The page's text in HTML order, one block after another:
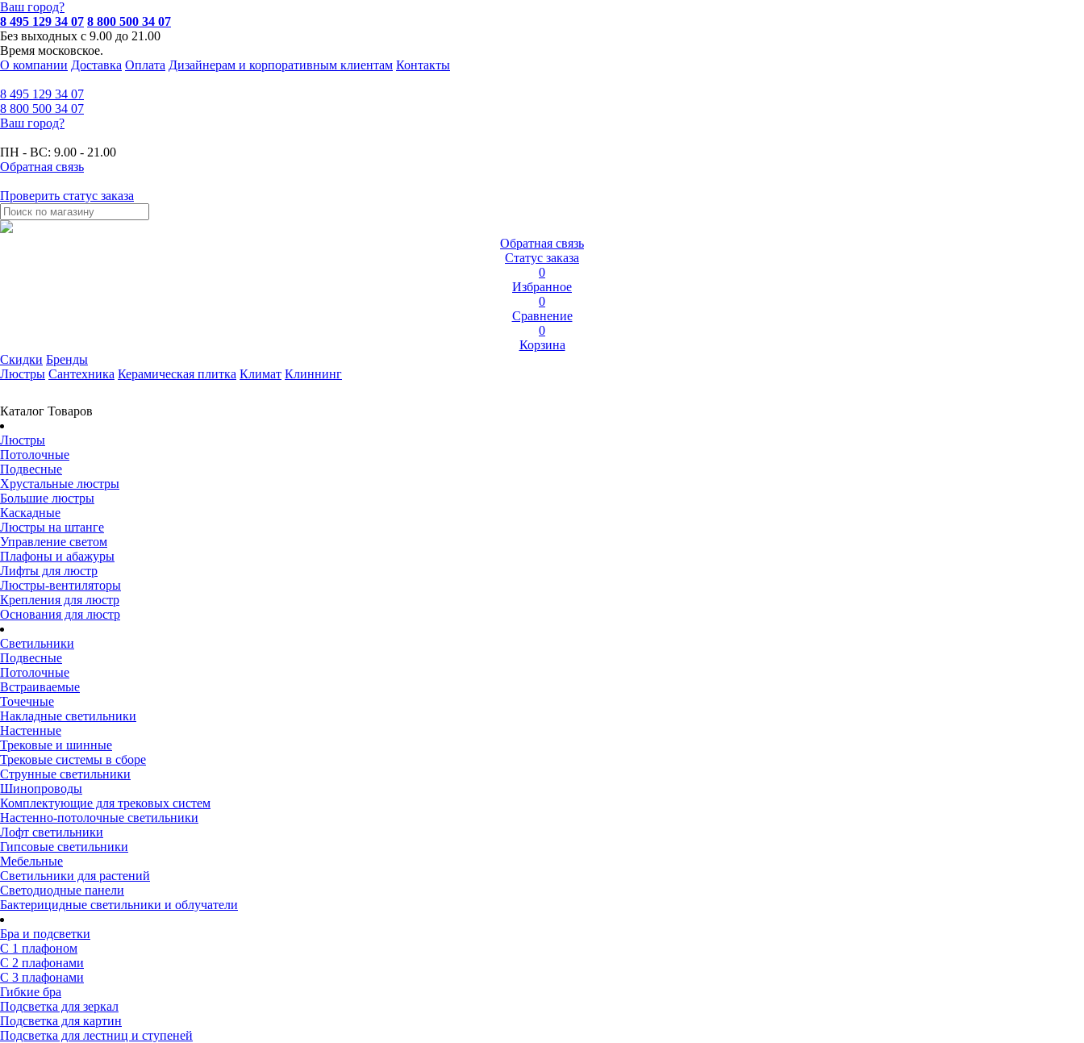
Ваш город?
8 495 129 34 07 8 800 500 34 07
Без выходных с 9.00 до 21.00
Время московское.
О компании Доставка Оплата Дизайнерам и корпоративным клиентам Контакты
8 495 129 34 07
8 800 500 34 07
Ваш город?
ПН - ВС: 9.00 - 21.00
Обратная связь
Проверить статус заказа
Обратная связь
Статус заказа
0
Избранное
0
Сравнение
0
Корзина
Скидки Бренды
Люстры Сантехника Керамическая плитка Климат Клиннинг
Каталог Товаров
Люстры
Потолочные
Подвесные
Хрустальные люстры
Большие люстры
Каскадные
Люстры на штанге
Управление светом
Плафоны и абажуры
Лифты для люстр
Люстры-вентиляторы
Крепления для люстр
Основания для люстр
Светильники
Подвесные
Потолочные
Встраиваемые
Точечные
Накладные светильники
Настенные
Трековые и шинные
Трековые системы в сборе
Струнные светильники
Шинопроводы
Комплектующие для трековых систем
Настенно-потолочные светильники
Лофт светильники
Гипсовые светильники
Мебельные
Светильники для растений
Светодиодные панели
Бактерицидные светильники и облучатели
Бра и подсветки
С 1 плафоном
С 2 плафонами
С 3 плафонами
Гибкие бра
Подсветка для зеркал
Подсветка для картин
Подсветка для лестниц и ступеней